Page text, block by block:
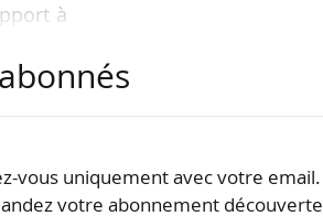
à
au
vous uniquement avec votre email.
votre abonnement découverte